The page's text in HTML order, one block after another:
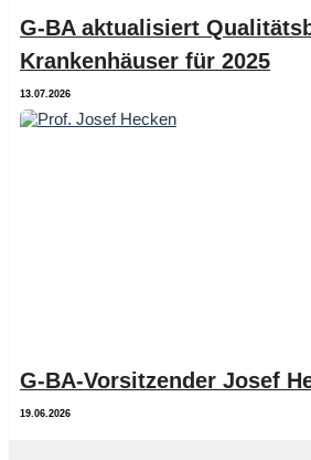
G-BA aktualisiert
Krankenhäuser für 2025
13.07.2026
G-BA-Vorsitzender Josef
19.06.2026